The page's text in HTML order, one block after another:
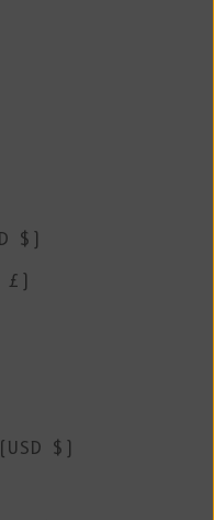
$)
£)
$)